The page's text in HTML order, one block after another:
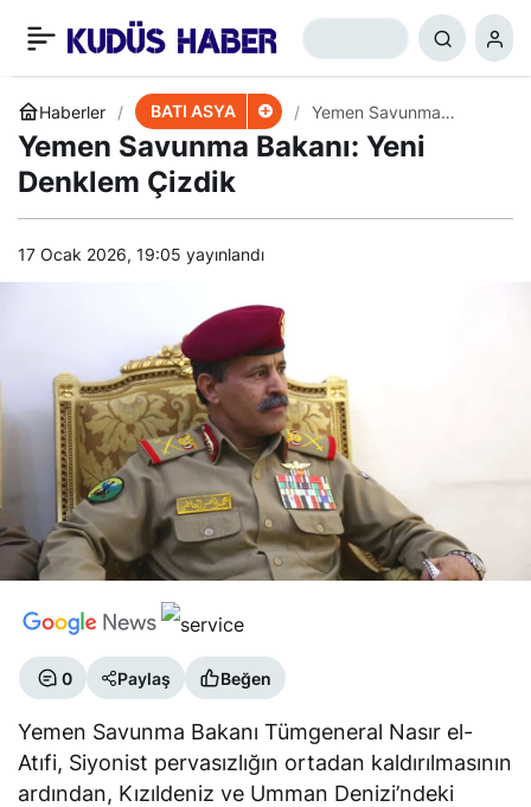
Haberler BATI ASYA
Yemen Savunma
Bakanı: Yeni Denklem
Çizdik
Yemen Savunma Bakanı: Yeni
Denklem Çizdik
17 Ocak 2026, 19:05 yayınlandı
0 Paylaş Beğen
Yemen Savunma Bakanı Tümgeneral Nasır el-
Atıfi, Siyonist pervasızlığın ortadan kaldırılmasının
ardından, Kızıldeniz ve Umman Denizi’ndeki
Yemen Adalarında İsrail-
BAE İşbirliği
+ 0 Paylaş